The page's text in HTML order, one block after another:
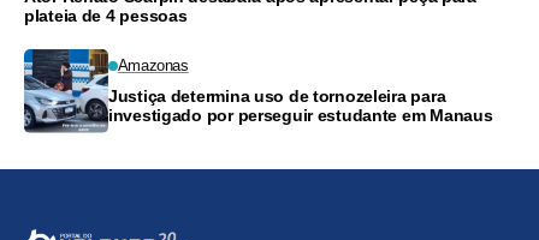
plateia de 4 pessoas
Amazonas
Justiça determina uso de tornozeleira para
investigado por perseguir estudante em Manaus